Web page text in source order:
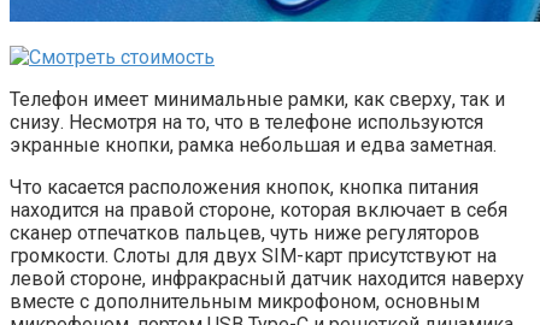
Телефон имеет минимальные рамки, как сверху, так и
снизу. Несмотря на то, что в телефоне используются
экранные кнопки, рамка небольшая и едва заметная.
Что касается расположения кнопок, кнопка питания
находится на правой стороне, которая включает в себя
сканер отпечатков пальцев, чуть ниже регуляторов
громкости. Слоты для двух SIM-карт присутствуют на
левой стороне, инфракрасный датчик находится наверху
вместе с дополнительным микрофоном, основным